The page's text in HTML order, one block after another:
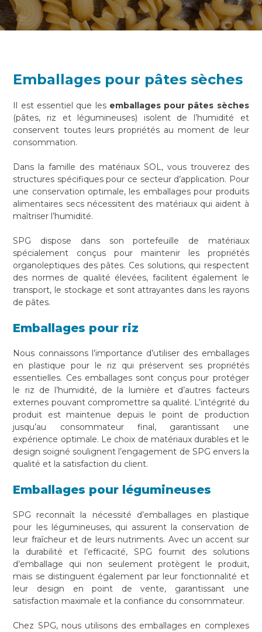
Emballages pour pâtes sèches
Il est essentiel que les emballages pour pâtes sèches
(pâtes, riz et légumineuses) isolent de l’humidité et
conservent toutes leurs propriétés au moment de leur
consommation.
Dans la famille des matériaux SOL, vous trouverez des
structures spécifiques pour ce secteur d’application. Pour
une conservation optimale, les emballages pour produits
alimentaires secs nécessitent des matériaux qui aident à
maîtriser l’humidité.
SPG dispose dans son portefeuille de matériaux
spécialement conçus pour maintenir les propriétés
organoleptiques des pâtes. Ces solutions, qui respectent
des normes de qualité élevées, facilitent également le
transport, le stockage et sont attrayantes dans les rayons
de pâtes.
Emballages pour riz
Nous connaissons l’importance d’utiliser des emballages
en plastique pour le riz qui préservent ses propriétés
essentielles. Ces emballages sont conçus pour protéger
le riz de l’humidité, de la lumière et d’autres facteurs
externes pouvant compromettre sa qualité. L’intégrité du
produit est maintenue depuis le point de production
jusqu’au consommateur final, garantissant une
expérience optimale. Le choix de matériaux durables et le
design soigné soulignent l’engagement de SPG envers la
qualité et la satisfaction du client.
Emballages pour légumineuses
SPG reconnaît la nécessité d’emballages en plastique
pour les légumineuses, qui assurent la conservation de
leur fraîcheur et de leurs nutriments. Avec un accent sur
la durabilité et l’efficacité, SPG fournit des solutions
d’emballage qui non seulement protègent le produit,
mais se distinguent également par leur fonctionnalité et
leur design en point de vente, garantissant une
satisfaction maximale et la confiance du consommateur.
Chez SPG, nous utilisons des emballages en complexes